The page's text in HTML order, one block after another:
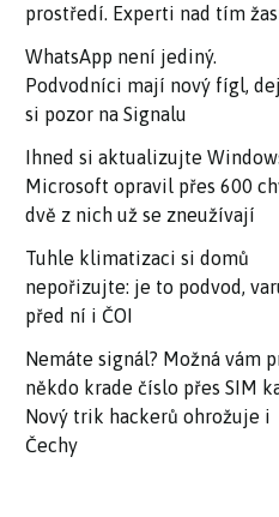
prostředí. Experti nad tím
WhatsApp není jediný.
Podvodníci mají nový fígl,
si pozor na Signalu
Ihned si aktualizujte
Microsoft opravil přes 600
dvě z nich už se zneužívají
Tuhle klimatizaci si domů
nepořizujte: je to podvod,
před ní i ČOI
Nemáte signál? Možná vám
někdo krade číslo přes SIM
Nový trik hackerů ohrožuje i
Čechy